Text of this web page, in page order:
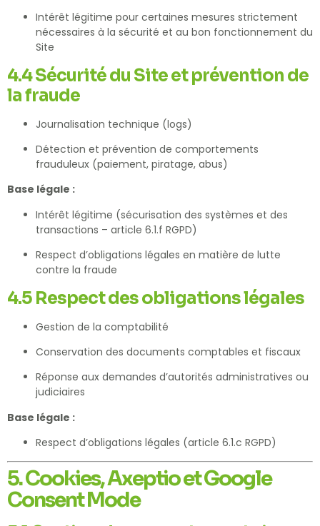
Intérêt légitime pour certaines mesures strictement
nécessaires à la sécurité et au bon fonctionnement du
Site
4.4 Sécurité du Site et prévention de
la fraude
Journalisation technique (logs)
Détection et prévention de comportements
frauduleux (paiement, piratage, abus)
Base légale :
Intérêt légitime (sécurisation des systèmes et des
transactions – article 6.1.f RGPD)
Respect d’obligations légales en matière de lutte
contre la fraude
4.5 Respect des obligations légales
Gestion de la comptabilité
Conservation des documents comptables et fiscaux
Réponse aux demandes d’autorités administratives ou
judiciaires
Base légale :
Respect d’obligations légales (article 6.1.c RGPD)
5. Cookies, Axeptio et Google
Consent Mode